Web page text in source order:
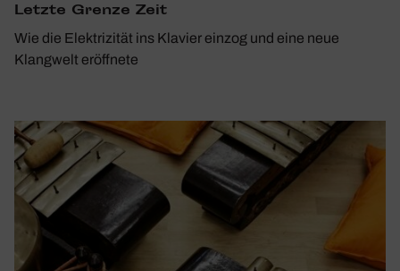
Letzte Grenze Zeit
Wie die Elektrizität ins Klavier einzog und eine neue
Klangwelt eröffnete